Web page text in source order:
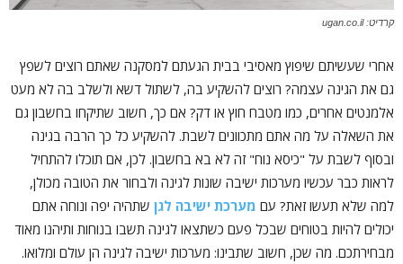
קרדיט: ugan.co.il
אחרי שעשיתם שיפוץ מאסיבי בבית הגעתם למסקנה שאתם רוצים לשפץ
גם את הגינה עצמה? רוצים להשקיע בה, לשתול דשא ולשלב בה לא מעט
אלמנטים אחרים, כמו מטבח חוץ או דק? אם כך, חשוב שתיקחו בחשבון גם
את השאלה על מה אתם מתכוונים לשבת. להשקיע כל כך הרבה בגינה
ובסוף לשבת על "כיסא נוח" זה לא בא בחשבון. לכן, אם תוכלו להתחיל
לראות כבר עכשיו מערכות ישיבה שונות לגינה ולבחור את הטובה מכולן,
למה שלא תעשו זאת? עם מערכת ישיבה לגן שתהיה יפה ונוחה אתם
יכולים להיות בטוחים שבכל פעם כשתצאו לגינה תשבו בנוחות ותיהנו מאוד
מבחירתכם. מה שכן, חשוב שתבינו: מערכות ישיבה לגינה הן עולם ומלואו.